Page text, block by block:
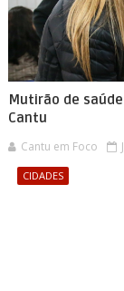
Mutirão de
Cantu
Cantu em Foco
CIDADES